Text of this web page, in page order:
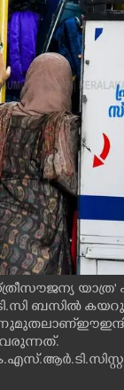
സൗജന്യ
ബസിൽ
ഈ
വരുന്നത്.